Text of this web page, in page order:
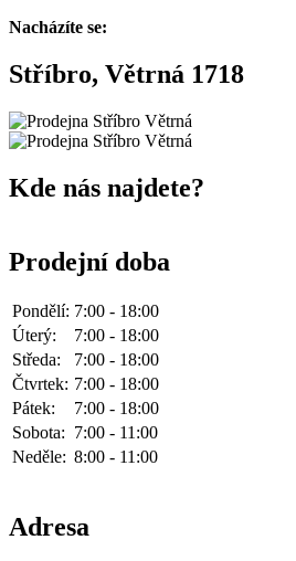
Nacházíte se:
Stříbro, Větrná 1718
Kde nás najdete?
Prodejní doba
Pondělí: 7:00 - 18:00
Úterý:
7:00 - 18:00
Středa:
7:00 - 18:00
Čtvrtek: 7:00 - 18:00
Pátek:
7:00 - 18:00
Sobota: 7:00 - 11:00
Neděle: 8:00 - 11:00
Adresa